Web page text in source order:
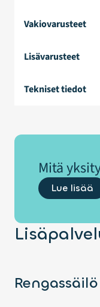
Vakiovarusteet
Lisävarusteet
Tekniset tiedot
Mitä
Lue lisää